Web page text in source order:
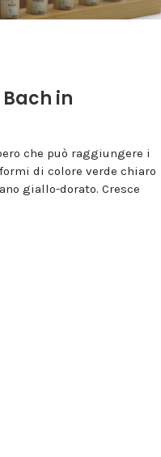
in
che può raggiungere i
di colore verde chiaro
giallo-dorato. Cresce